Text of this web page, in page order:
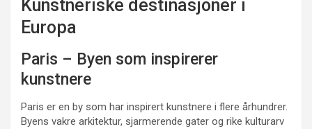
Kunstneriske destinasjoner i
Europa
Paris – Byen som inspirerer
kunstnere
Paris er en by som har inspirert kunstnere i flere århundrer.
Byens vakre arkitektur, sjarmerende gater og rike kulturarv